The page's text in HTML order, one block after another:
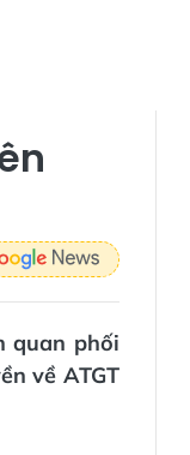
quan phối
về ATGT